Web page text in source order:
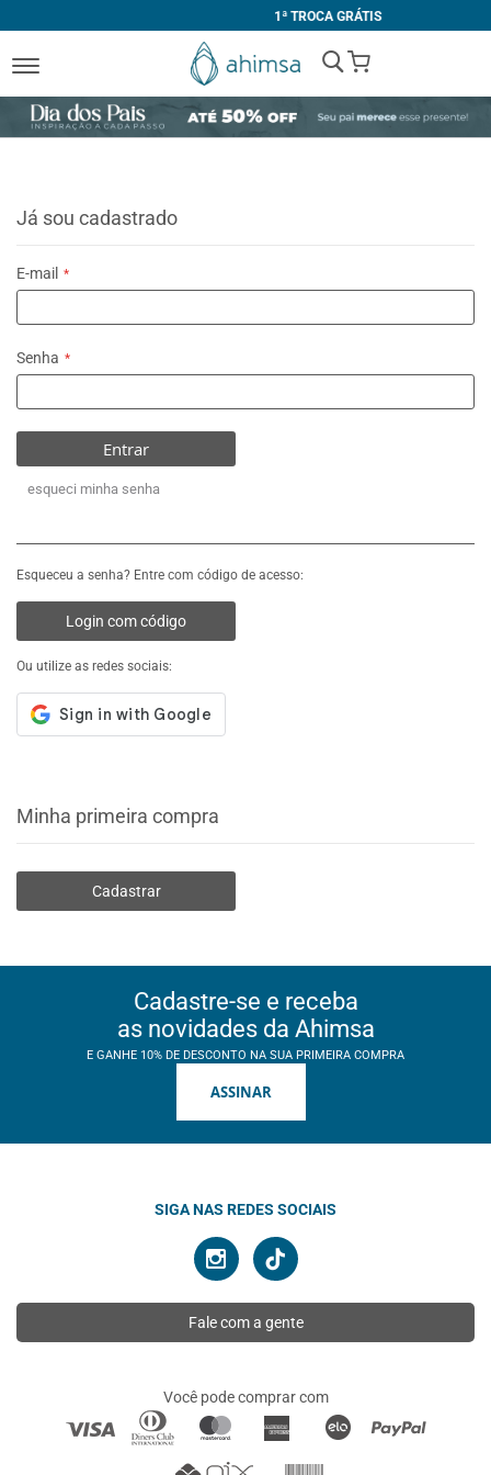
1ª TROCA GRÁTIS
My Cart
Já sou cadastrado
E-mail
Senha
Entrar
esqueci minha senha
Esqueceu a senha? Entre com código de acesso:
Login com código
Ou utilize as redes sociais:
Minha primeira compra
Cadastrar
Cadastre-se e receba
as novidades da Ahimsa
E GANHE 10% DE DESCONTO NA SUA PRIMEIRA COMPRA
ASSINAR
SIGA NAS REDES SOCIAIS
Fale com a gente
Você pode comprar com